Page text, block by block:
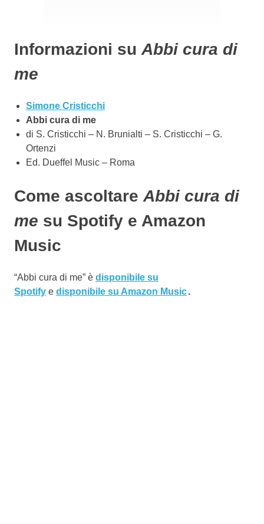
Informazioni suAbbi cura di
me
Simone Cristicchi
Abbi cura di me
di S. Cristicchi – N. Brunialti – S. Cristicchi – G.
Ortenzi
Ed. Dueffel Music – Roma
Come ascoltareAbbi cura di
me su Spotify e Amazon
Music
“Abbi cura di me” è disponibile su
Spotify e disponibile su Amazon Music.